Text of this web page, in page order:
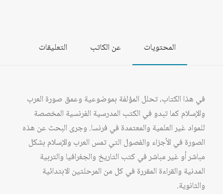
المحتويات عن الكاتب التعليقات
في هذا الكتاب، تحلل المؤلفة بموضوعية وعمق صورة العرب
والإسلام كما تبدو في الكتب المدرسية الفرنسية المخصصة
للمواد غير العلمية والمعتمدة في فرنسا. وجرى البحث عن هذه
الصورة في الأجزاء والفصول التي تمس العرب والإسلام بشكل
مباشر أو غير مباشر في كتب التاريخ والجغرافيا والتربية
المدنية والقراءة المقررة في كل من المرحلتين الابتدائية
والثانوية.